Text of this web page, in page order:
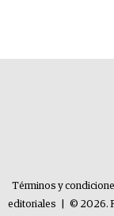
Términos y
editoriales
© 2026.